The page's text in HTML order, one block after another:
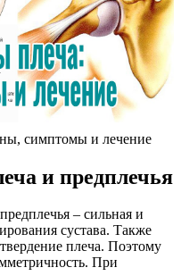
симптомы и лечение
и предплечья
– сильная и
сустава. Также
плеча. Поэтому
При